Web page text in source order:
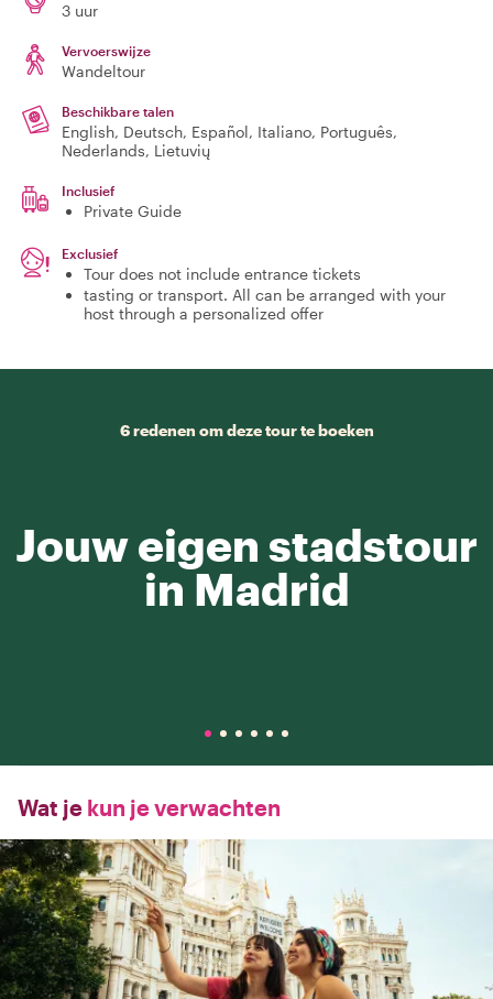
3 uur
Vervoerswijze
Wandeltour
Beschikbare talen
English, Deutsch, Español, Italiano, Português,
Nederlands, Lietuvių
Inclusief
Private Guide
Exclusief
Tour does not include entrance tickets
tasting or transport. All can be arranged with your
host through a personalized offer
6 redenen om deze tour te boeken
Jouw eigen stadstour
in Madrid
Wat je kun je verwachten